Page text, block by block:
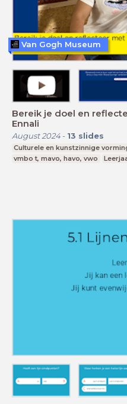
Bereik je doel en
Ennali
August 2024- 13 slides
Culturele en kunstzinnige
vmbo t, mavo, havo, vwo
Van Gogh Museum